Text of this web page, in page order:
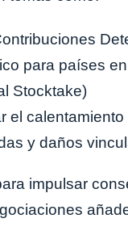
para países
Stocktake)
el calentamiento
y daños
impulsar